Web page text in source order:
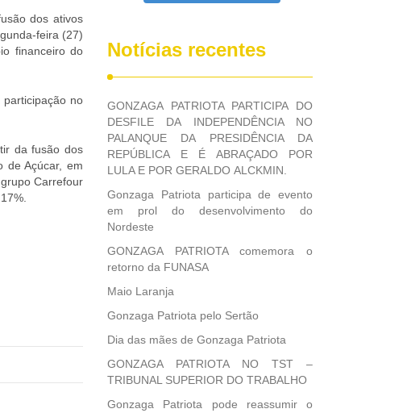
dos ativos
feira (27)
financeiro do
no
da fusão dos
de Açúcar, em
Carrefour
Notícias recentes
GONZAGA PATRIOTA PARTICIPA DO
DESFILE DA INDEPENDÊNCIA NO
PALANQUE DA PRESIDÊNCIA DA
REPÚBLICA E É ABRAÇADO POR
LULA E POR GERALDO ALCKMIN.
Gonzaga Patriota participa de evento
em prol do desenvolvimento do
Nordeste
GONZAGA PATRIOTA comemora o
retorno da FUNASA
Maio Laranja
Gonzaga Patriota pelo Sertão
Dia das mães de Gonzaga Patriota
GONZAGA PATRIOTA NO TST –
TRIBUNAL SUPERIOR DO TRABALHO
Gonzaga Patriota pode reassumir o